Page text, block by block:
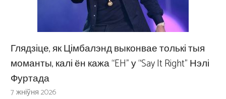
Глядзіце, як Цімбалэнд выконвае толькі тыя
моманты, калі ён кажа “EH” у “Say It Right” Нэлі
Фуртада
7 жніўня 2026